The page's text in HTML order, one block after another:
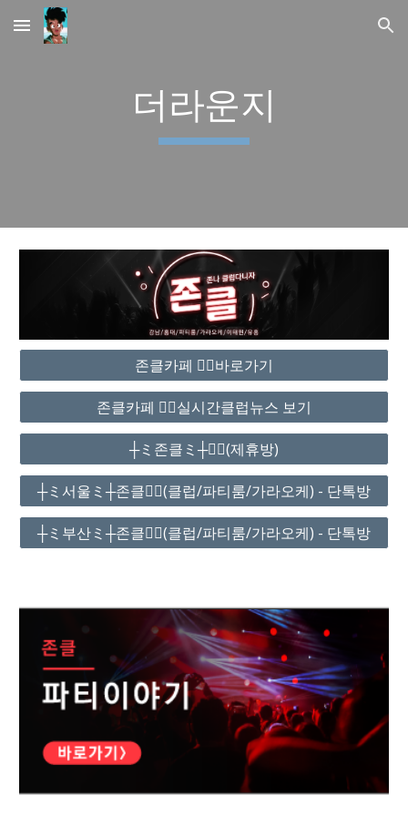
Skip to main content Skip to navigation
더라운지
존클카페 ❤️‍🔥바로가기
존클카페 ❤️‍🔥실시간클럽뉴스 보기
┼ミ존클ミ┼❤️‍🔥(제휴방)
┼ミ서울ミ┼존클❤️‍🔥(클럽/파티룸/가라오케) - 단톡방
┼ミ부산ミ┼존클❤️‍🔥(클럽/파티룸/가라오케) - 단톡방